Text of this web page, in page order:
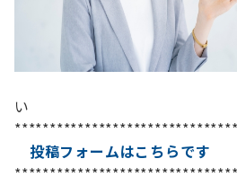
い
投稿フォームはこちらです